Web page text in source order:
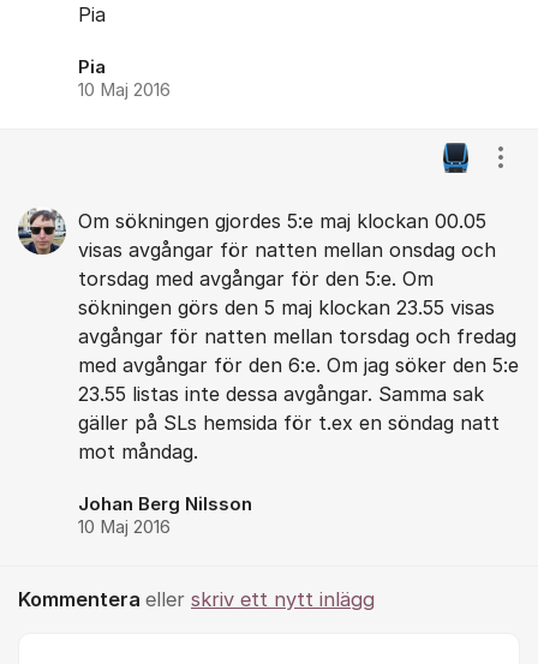
Pia
Pia
10 Maj 2016
Om sökningen gjordes 5:e maj klockan 00.05
visas avgångar för natten mellan onsdag och
torsdag med avgångar för den 5:e. Om
sökningen görs den 5 maj klockan 23.55 visas
avgångar för natten mellan torsdag och fredag
med avgångar för den 6:e. Om jag söker den 5:e
23.55 listas inte dessa avgångar. Samma sak
gäller på SLs hemsida för t.ex en söndag natt
mot måndag.
Johan Berg Nilsson
10 Maj 2016
Kommentera eller skriv ett nytt inlägg